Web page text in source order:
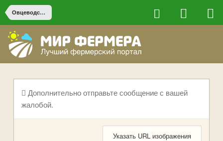
Овцеводство
Дополнительно отправьте сообщение с вашей
жалобой.
Указать URL изображения